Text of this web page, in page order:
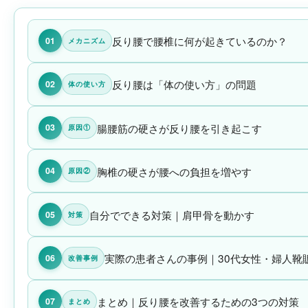
01 メカニズム 反り腰で腰椎に何が起きているのか？
02 体の使い方 反り腰は「体の使い方」の問題
03 原因① 腸腰筋の硬さが反り腰を引き起こす
04 原因② 胸椎の硬さが腰への負担を増やす
05 対策 自分でできる対策｜肩甲骨を動かす
06 改善事例 実際の患者さんの事例｜30代女性・婦人靴
07 まとめ まとめ｜反り腰を改善するための3つの対策